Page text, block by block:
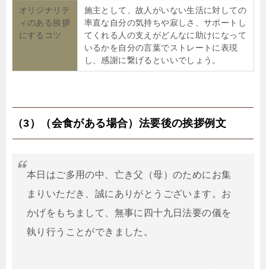
オリジナリテ
ィのある挨拶
にするコツ
施主として、故人がいない生活に対しての
率直な自分の気持ちや寂しさ、サポートし
てくれる人の支えがどんなに助けになって
いるかを自分の言葉でストレートに表現
し、感謝に繋げるといいでしょう。
（3）（会食がある場合）法要後の挨拶例文
本日はご多用の中、亡き父（母）のためにお集
まりいただき、誠にありがとうございます。お
かげをもちまして、無事に四十九日法要の儀を
執り行うことができました。